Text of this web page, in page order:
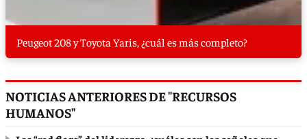
Peugeot 208 y Toyota Yaris, ¿cuál es más completo?
NOTICIAS ANTERIORES DE "RECURSOS
HUMANOS"